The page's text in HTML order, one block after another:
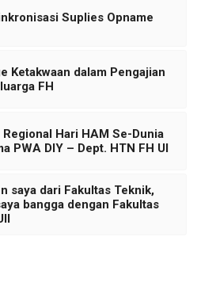
Suplies Opname
Ketakwaan dalam Pengajian
FH
Hari HAM Se-Dunia
PWA DIY – Dept. HTN FH UI
saya dari Fakultas Teknik,
bangga dengan Fakultas